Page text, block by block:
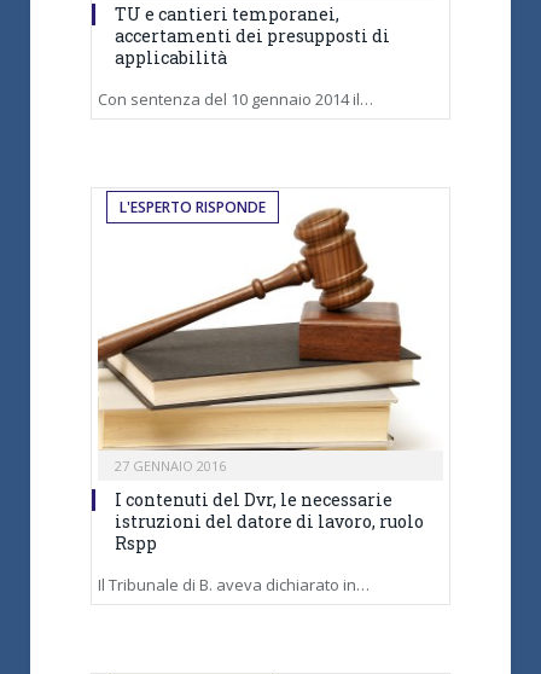
TU e cantieri temporanei,
accertamenti dei presupposti di
applicabilità
Con sentenza del 10 gennaio 2014 il…
L'ESPERTO RISPONDE
27 GENNAIO 2016
I contenuti del Dvr, le necessarie
istruzioni del datore di lavoro, ruolo
Rspp
Il Tribunale di B. aveva dichiarato in…